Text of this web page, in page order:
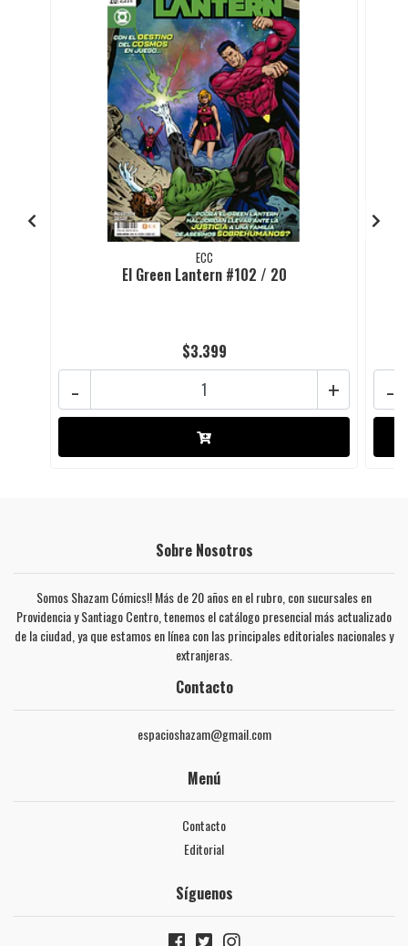
ECC
El Green Lantern #102 / 20
$3.399
+
- -
Sobre Nosotros
Somos Shazam Cómics!! Más de 20 años en el rubro, con sucursales en
Providencia y Santiago Centro, tenemos el catálogo presencial más actualizado
de la ciudad, ya que estamos en línea con las principales editoriales nacionales y
extranjeras.
Contacto
espacioshazam@gmail.com
Menú
Contacto
Editorial
Síguenos